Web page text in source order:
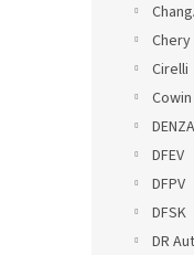
Chery
Cirelli
Cowin
DENZA
DFEV
DFPV
DFSK
DR